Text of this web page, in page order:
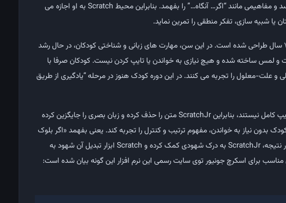
کودک در این سن قادر است بخواند، بنویسد و مفاهیمی مانند “اگر… آنگاه…” را بفهمد. بنابراین محیط Scratch به او اجازه می
یا شبیه ‌سازی، تفکر منطقی را تمرین نماید.
در حالی که ScratchJr برای کودکان ۵ تا ۷ سال طراحی شده است. در این سن، مهارت‌ های زبانی و شناختی کودکان، در حال رشد
و لمس ساخته شده و هیچ نیازی به خواندن یا تایپ کردن نیست. کودکان صرفا با
و علت-معلول را تجربه می ‌کنند. در این دوره‌ کودک هنوز در مرحله “یادگیری از طریق
در این سن هنوز مهارت ‌های خواندن و تایپ کامل نیستند، بنابراین ScratchJr متن را حذف کرده و زبان بصری را جایگزین کرده
نیاز به خواندن، مفهوم ترتیب و کنترل را تجربه کند. یعنی بفهمد «اگر بلوک
حرکت را بگذارد، کاراکتر حرکت می‌ کند». در نتیجه، ScratchJr به درک شهودی کمک کرده و Scratch ابزار تبدیل آن شهود به
برای اسکرچ جونیور توی سایت رسمی این نرم افزار این گونه بیان شده است: